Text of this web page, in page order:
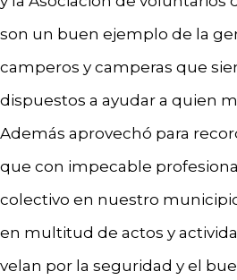
son un buen ejemplo de la
camperos y camperas que
dispuestos a ayudar a quien
Además aprovechó para
que con impecable
colectivo en nuestro
en multitud de actos y
velan por la seguridad y el